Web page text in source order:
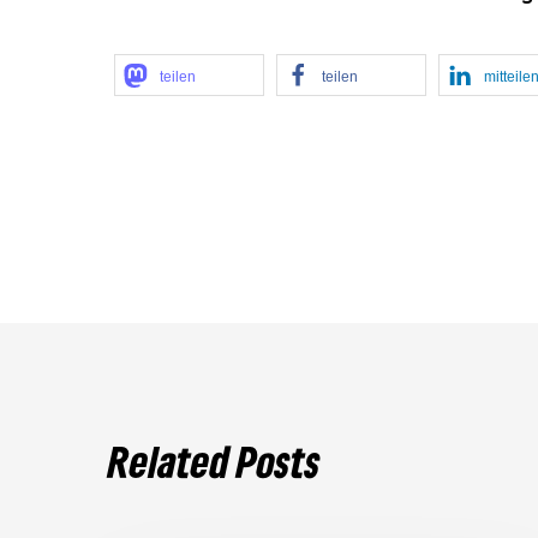
teilen teilen mitteilen
Related Posts